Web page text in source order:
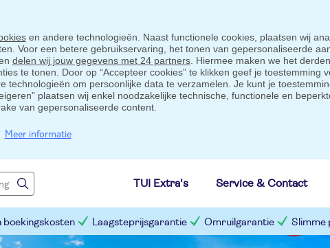
en andere technologieën. Naast functionele cookies, plaatsen wij
Voor een betere gebruikservaring, het tonen van gepersonaliseerde
delen wij jouw gegevens met 24 partners. Hiermee maken we het
te tonen. Door op “Accepteer cookies” te klikken geef je toestemming
technologieën om persoonlijke data te verzamelen. Je kunt je
plaatsen wij enkel noodzakelijke technische, functionele en
van gepersonaliseerde content.
Meer informatie
TUI Extra's Service & Contact
boekingskosten Laagsteprijsgarantie Omruilgarantie Slimme